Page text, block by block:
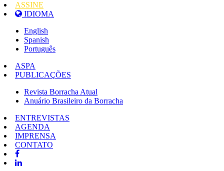
ASSINE
IDIOMA
English
Spanish
Português
ASPA
PUBLICAÇÕES
Revista Borracha Atual
Anuário Brasileiro da Borracha
ENTREVISTAS
AGENDA
IMPRENSA
CONTATO